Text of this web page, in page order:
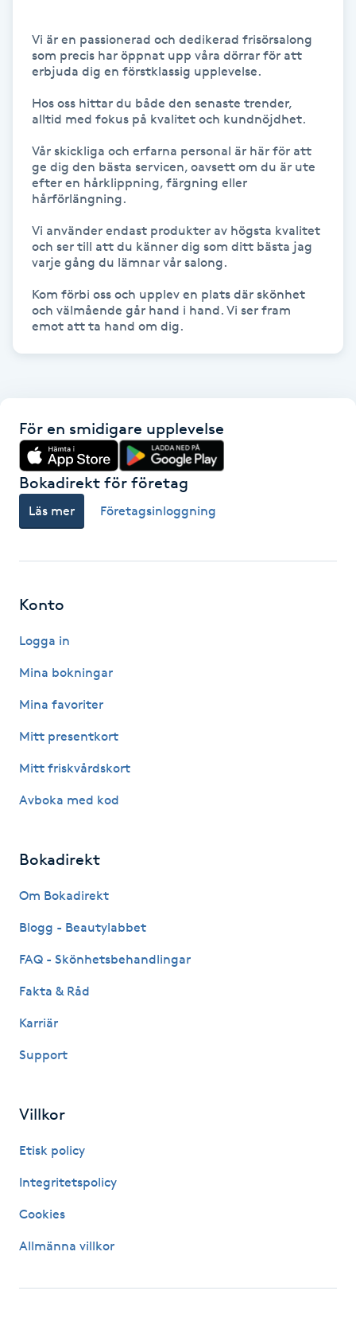
Hårvård
Hälsa
Hälsprickor
Idrottsmassage
IR-massage
J
K18
Katun fransar
Kinesisk medicin
Klangmassage
Klippning
Klippning ungdom
Koppningsmassage
Kosmetisk tatuering
Kostrådgivning
Kroppspeeling
Käkledsbehandling
Kärlbehandling
Vi är en passionerad och dedikerad frisörsalong
som precis har öppnat upp våra dörrar för att
erbjuda dig en förstklassig upplevelse.
Hos oss hittar du både den senaste trender,
alltid med fokus på kvalitet och kundnöjdhet.
Vår skickliga och erfarna personal är här för att
ge dig den bästa servicen, oavsett om du är ute
efter en hårklippning, färgning eller
hårförlängning.
Vi använder endast produkter av högsta kvalitet
och ser till att du känner dig som ditt bästa jag
varje gång du lämnar vår salong.
Kom förbi oss och upplev en plats där skönhet
och välmående går hand i hand. Vi ser fram
emot att ta hand om dig.
För en smidigare upplevelse
Bokadirekt för företag
Läs mer Företagsinloggning
Konto
Logga in
Mina bokningar
Mina favoriter
Mitt presentkort
Mitt friskvårdskort
Avboka med kod
Bokadirekt
Om Bokadirekt
Blogg - Beautylabbet
FAQ - Skönhetsbehandlingar
Fakta & Råd
Karriär
Support
Villkor
Etisk policy
Integritetspolicy
Cookies
Allmänna villkor